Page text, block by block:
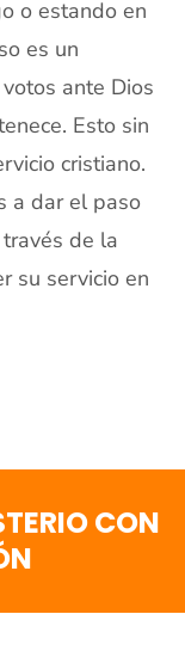
o estando en
es un
ante Dios
Esto sin
cristiano.
a dar el paso
de la
su servicio en
CON